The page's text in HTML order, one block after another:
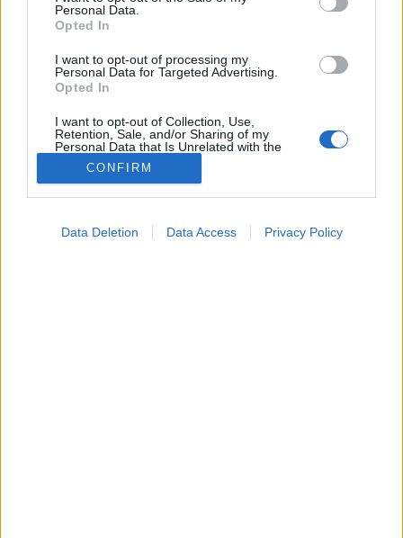
Personal Data.
Opted In
I want to opt-out of processing my
Personal Data for Targeted Advertising.
Opted In
I want to opt-out of Collection, Use,
Retention, Sale, and/or Sharing of my
Personal Data that Is Unrelated with the
Purposes for which it was collected.
Opted Out
CONFIRM
Data Deletion Data Access Privacy Policy